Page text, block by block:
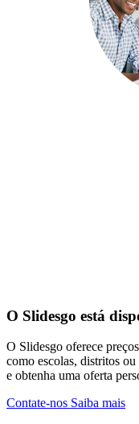
O Slidesgo está
O Slidesgo oferece
como escolas, distritos
e obtenha uma oferta
Contate-nos Saiba mais